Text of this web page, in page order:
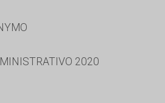
2020